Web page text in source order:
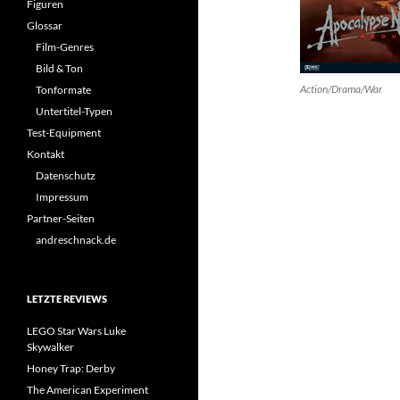
Action/Drama/War
Figuren
Glossar
Film-Genres
Bild & Ton
Tonformate
Untertitel-Typen
Test-Equipment
Kontakt
Datenschutz
Impressum
Partner-Seiten
andreschnack.de
LETZTE REVIEWS
LEGO Star Wars Luke
Skywalker
Honey Trap: Derby
The American Experiment